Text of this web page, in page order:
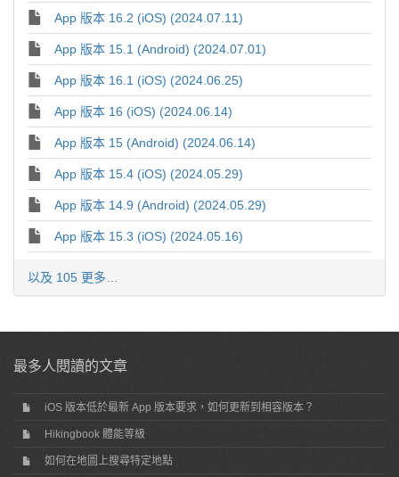
App 版本 16.2 (iOS) (2024.07.11)
App 版本 15.1 (Android) (2024.07.01)
App 版本 16.1 (iOS) (2024.06.25)
App 版本 16 (iOS) (2024.06.14)
App 版本 15 (Android) (2024.06.14)
App 版本 15.4 (iOS) (2024.05.29)
App 版本 14.9 (Android) (2024.05.29)
App 版本 15.3 (iOS) (2024.05.16)
以及 105 更多…
最多人閱讀的文章
iOS 版本低於最新 App 版本要求，如何更新到相容版本？
Hikingbook 體能等級
如何在地圖上搜尋特定地點